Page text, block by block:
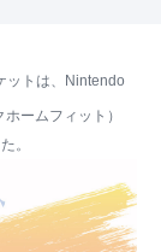
ットは、Nintendo
ームフィット）
。